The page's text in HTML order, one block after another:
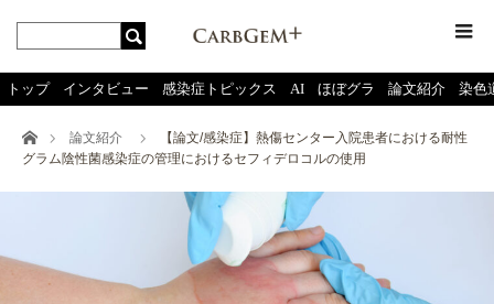
トップ インタビュー 感染症トピックス AI ほぼグラ 論文紹介 染色
ホーム論文紹介
【論文/感染症】熱傷センター入院患者における耐性
グラム陰性菌感染症の管理におけるセフィデロコルの使用